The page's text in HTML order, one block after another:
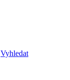
Vyhledat